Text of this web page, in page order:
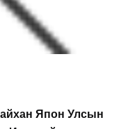
Япон Улсын